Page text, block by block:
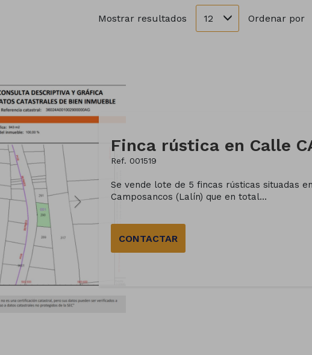
Mostrar resultados 12 Ordenar por
Ref. 001519
Se vende lote de 5 fincas rústicas situadas
Camposancos (Lalín) que en total...
CONTACTAR